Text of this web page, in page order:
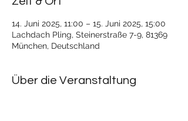
14. Juni 2025, 11:00 – 15. Juni 2025, 15:00
Lachdach Pling, Steinerstraße 7-9, 81369
München, Deutschland
Über die Veranstaltung